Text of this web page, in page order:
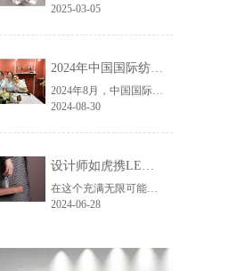
2025-03-05
2024年中国国际纺织面料及辅料（秋冬）博览会完美收官！——华恩
2024年8月，中国国际纺织面料及辅料（秋冬）博览会完美收官！作为一家拥有30年历史的专业衣架制造商，我们非常荣幸能够参与这一盛会，并在此期间与众多客户进行了广泛而深入的交流。
2024-08-30
设计师如虎携LEMONLEE红雪松礼盒荣获第六届未来·已来香港新锐当代设计奖铜奖
在这个充满无限可能的2024年夏季，LEMONLEE品牌设计师如虎以其非凡的创意与对自然的深刻理解，精心打造的红雪松木球礼盒，在“2024未来·已来——第六届香港新锐当代设计奖”中摘得铜奖。这不仅是对设计师如虎原创设计能力的嘉奖，更是对LEMONLEE品牌的高度认可。
2024-06-28